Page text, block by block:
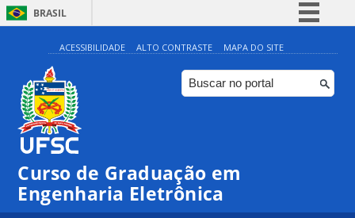
BRASIL
Simplifique!
Comunica BR
Participe
Canais
ACESSIBILIDADE ALTO CONTRASTE MAPA DO SITE
Curso de Graduação em
Engenharia Eletrônica